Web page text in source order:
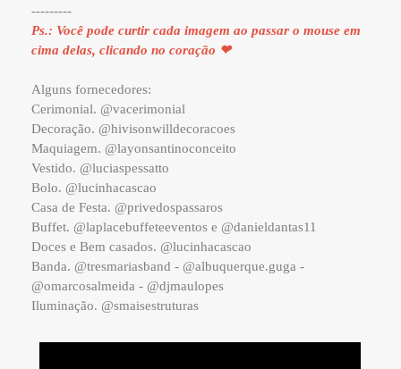
---------
Ps.: Você pode curtir cada imagem ao passar o mouse em
cima delas, clicando no coração ❤
Alguns fornecedores:
Cerimonial. @vacerimonial
Decoração. @hivisonwilldecoracoes
Maquiagem. @layonsantinoconceito
Vestido. @luciaspessatto
Bolo. @lucinhacascao
Casa de Festa. @privedospassaros
Buffet. @laplacebuffeteeventos e @danieldantas11
Doces e Bem casados. @lucinhacascao
Banda. @tresmariasband - @albuquerque.guga -
@omarcosalmeida - @djmaulopes
Iluminação. @smaisestruturas